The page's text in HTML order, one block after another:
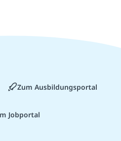
Zum Ausbildungsportal
Jobportal